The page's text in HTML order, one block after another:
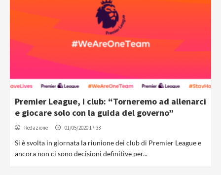
Premier League, i club: “Torneremo ad allenarci
e giocare solo con la guida del governo”
Redazione 01/05/2020 17:33
Si è svolta in giornata la riunione dei club di Premier League e
ancora non ci sono decisioni definitive per...